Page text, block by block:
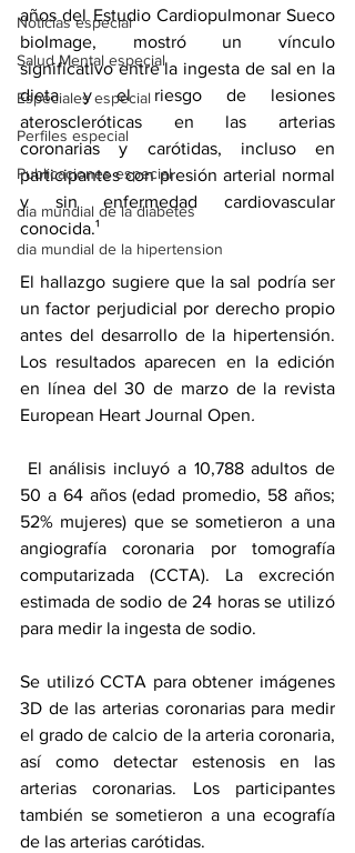
Noticias especial
Salud Mental especial
Especiales especial
Perfiles especial
Publicaciones especial
dia mundial de la diabetes
dia mundial de la hipertension
años del Estudio Cardiopulmonar Sueco
bioImage, mostró un vínculo
significativo entre la ingesta de sal en la
dieta y el riesgo de lesiones
ateroscleróticas en las arterias
coronarias y carótidas, incluso en
participantes con presión arterial normal
y sin enfermedad cardiovascular
conocida.¹
El hallazgo sugiere que la sal podría ser
un factor perjudicial por derecho propio
antes del desarrollo de la hipertensión.
Los resultados aparecen en la edición
en línea del 30 de marzo de la revista
European Heart Journal Open.
50 a 64 años (edad promedio, 58 años;
52% mujeres) que se sometieron a una
angiografía coronaria por tomografía
computarizada (CCTA). La excreción
estimada de sodio de 24 horas se utilizó
para medir la ingesta de sodio.
Se utilizó CCTA para obtener imágenes
3D de las arterias coronarias para medir
el grado de calcio de la arteria coronaria,
así como detectar estenosis en las
arterias coronarias. Los participantes
también se sometieron a una ecografía
de las arterias carótidas.